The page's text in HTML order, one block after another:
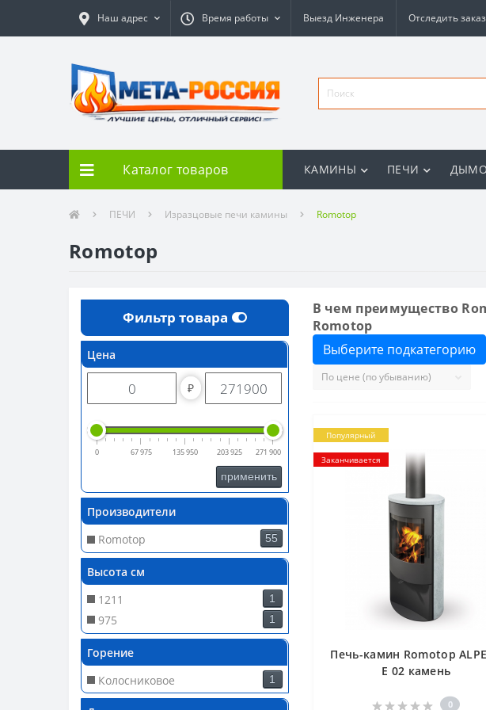
Наш адрес Время работы Выезд Инженера Отследить заказ
Каталог товаров КАМИНЫ ПЕЧИ
ПЕЧИ Изразцовые печи камины Romotop
Romotop
Фильтр товара
Цена
₽
0 67 975 135 950 203 925 271 900
применить
Производители
Romotop
55
Высота см
1211
1
975 1
Горение
Колосниковое
1
В чем преимущество
Romotop
Выберите подкатегорию
Популярный
Заканчивается
Печь-камин Romotop
E 02 камень
0